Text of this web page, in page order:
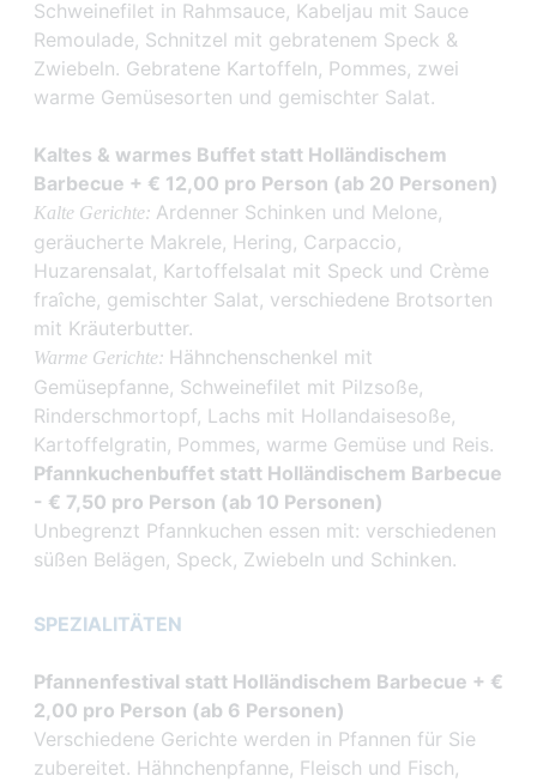
Schweinefilet in Rahmsauce, Kabeljau mit Sauce
Remoulade, Schnitzel mit gebratenem Speck &
Zwiebeln. Gebratene Kartoffeln, Pommes, zwei
warme Gemüsesorten und gemischter Salat.
Kaltes & warmes Buffet statt Holländischem
Barbecue + € 12,00 pro Person (ab 20 Personen)
Kalte Gerichte: Ardenner Schinken und Melone,
geräucherte Makrele, Hering, Carpaccio,
Huzarensalat, Kartoffelsalat mit Speck und Crème
fraîche, gemischter Salat, verschiedene Brotsorten
mit Kräuterbutter.
Warme Gerichte: Hähnchenschenkel mit
Gemüsepfanne, Schweinefilet mit Pilzsoße,
Rinderschmortopf, Lachs mit Hollandaisesoße,
Kartoffelgratin, Pommes, warme Gemüse und Reis.
Pfannkuchenbuffet statt Holländischem Barbecue
- € 7,50 pro Person (ab 10 Personen)
Unbegrenzt Pfannkuchen essen mit: verschiedenen
süßen Belägen, Speck, Zwiebeln und Schinken.
SPEZIALITÄTEN
Pfannenfestival statt Holländischem Barbecue + €
2,00 pro Person (ab 6 Personen)
Verschiedene Gerichte werden in Pfannen für Sie
zubereitet. Hähnchenpfanne, Fleisch und Fisch,